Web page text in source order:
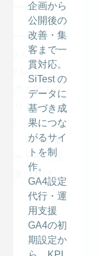
企画から
公開後の
改善・集
客まで一
貫対応。
SiTest の
データに
基づき成
果につな
がるサイ
トを制
作。
GA4設定
代行・運
用支援
GA4の初
期設定か
スコア」
クレジット
能力と捉え点
ありますが、
す。
れ、ローン審
ードが拒否
に良ければ、